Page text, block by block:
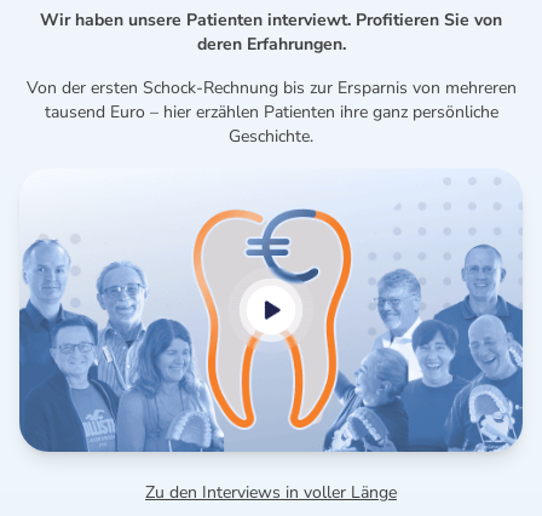
Wir haben unsere Patienten interviewt. Profitieren Sie von
deren Erfahrungen.
Von der ersten Schock-Rechnung bis zur Ersparnis von mehreren
tausend Euro – hier erzählen Patienten ihre ganz persönliche
Geschichte.
Zu den Interviews in voller Länge